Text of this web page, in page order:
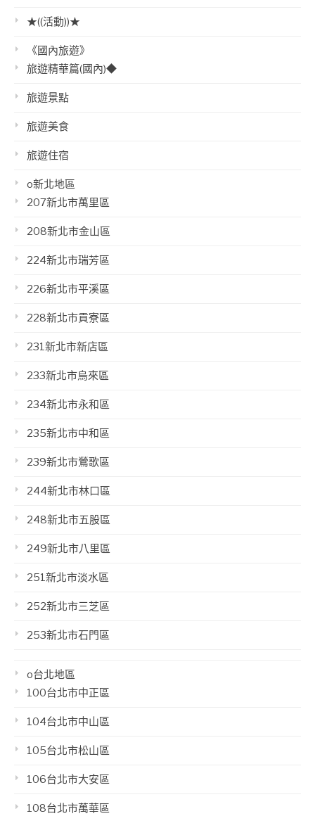
★((活動))★
《國內旅遊》
旅遊精華篇(國內)◆
旅遊景點
旅遊美食
旅遊住宿
o新北地區
207新北市萬里區
208新北市金山區
224新北市瑞芳區
226新北市平溪區
228新北市貢寮區
231新北市新店區
233新北市烏來區
234新北市永和區
235新北市中和區
239新北市鶯歌區
244新北市林口區
248新北市五股區
249新北市八里區
251新北市淡水區
252新北市三芝區
253新北市石門區
o台北地區
100台北市中正區
104台北市中山區
105台北市松山區
106台北市大安區
108台北市萬華區